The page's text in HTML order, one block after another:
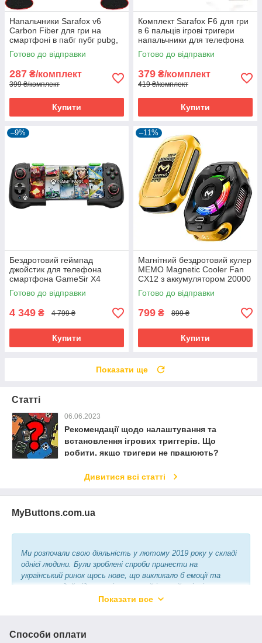
Напальчники Sarafox v6
Carbon Fiber для гри на
смартфоні в пабг пубг pubg,
довгі (4 шт) + бокс
Готово до відправки
287 ₴/комплект
399 ₴/комплект
Купити
Комплект Sarafox F6 для гри
в 6 пальців ігрові тригери
напальчники для телефона
PUBG Standoff 2 COD Mobile
Готово до відправки
379 ₴/комплект
419 ₴/комплект
Купити
–9%
Бездротовий геймпад
джойстик для телефона
смартфона GameSir X4
AILERON ігор на Android
Готово до відправки
4 349 ₴ 4 799 ₴
Купити
–11%
Магнітний бездротовий кулер
MEMO Magnetic Cooler Fan
CX12 з аккумулятором 20000
mAh
Готово до відправки
799 ₴ 899 ₴
Купити
Показати ще
Статті
06.06.2023
Рекомендації щодо налаштування та
встановлення ігрових триггерів. Що
робити, якщо тригери не працюють?
Дивитися всі статті
MyButtons.com.ua
Ми розпочали свою діяльність у лютому 2019 року у складі
однієї людини. Були зроблені спроби принести на
український ринок щось нове, що викликало б емоції та
змусило людей відчути віртуальний ігровий світ інакше.
Перший продаж відбувся від імені сторінки в Instagram
менеджер магазину. Розмістили свій сайт на майданчику
Показати все
Способи оплати